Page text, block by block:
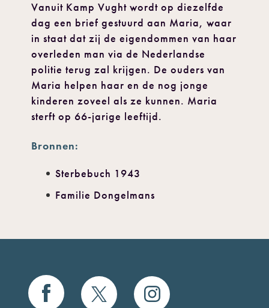
Vanuit Kamp Vught wordt op diezelfde
dag een brief gestuurd aan Maria, waar
in staat dat zij de eigendommen van haar
overleden man via de Nederlandse
politie terug zal krijgen. De ouders van
Maria helpen haar en de nog jonge
kinderen zoveel als ze kunnen. Maria
sterft op 66-jarige leeftijd.
Bronnen:
Sterbebuch 1943
Familie Dongelmans